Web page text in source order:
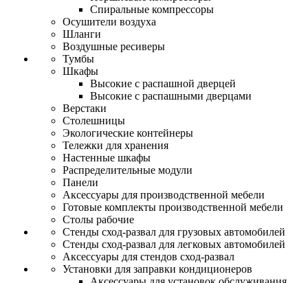
Спиральные компрессоры
Осушители воздуха
Шланги
Воздушные ресиверы
Тумбы
Шкафы
Высокие с распашной дверцей
Высокие с распашными дверцами
Верстаки
Столешницы
Экологические контейнеры
Тележки для хранения
Настенные шкафы
Распределительные модули
Панели
Аксессуары для производственной мебели
Готовые комплекты производственной мебели
Столы рабочие
Стенды сход-развал для грузовых автомобилей
Стенды сход-развал для легковых автомобилей
Аксессуары для стендов сход-развал
Установки для заправки кондиционеров